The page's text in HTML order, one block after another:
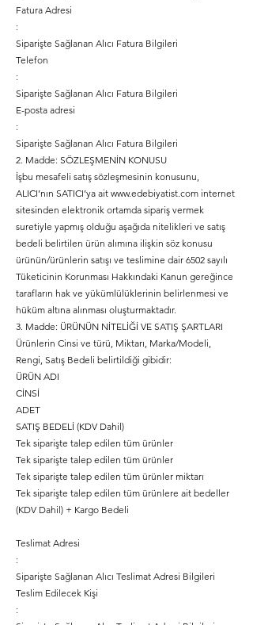
Fatura Adresi
:
Siparişte Sağlanan Alıcı Fatura Bilgileri
Telefon
:
Siparişte Sağlanan Alıcı Fatura Bilgileri
E-posta adresi
:
Siparişte Sağlanan Alıcı Fatura Bilgileri
2. Madde: SÖZLEŞMENİN KONUSU
İşbu mesafeli satış sözleşmesinin konusunu,
ALICI’nın SATICI’ya ait www.edebiyatist.com internet
sitesinden elektronik ortamda sipariş vermek
suretiyle yapmış olduğu aşağıda nitelikleri ve satış
bedeli belirtilen ürün alımına ilişkin söz konusu
ürünün/ürünlerin satışı ve teslimine dair 6502 sayılı
Tüketicinin Korunması Hakkındaki Kanun gereğince
tarafların hak ve yükümlülüklerinin belirlenmesi ve
hüküm altına alınması oluşturmaktadır.
3. Madde: ÜRÜNÜN NİTELİĞİ VE SATIŞ ŞARTLARI
Ürünlerin Cinsi ve türü, Miktarı, Marka/Modeli,
Rengi, Satış Bedeli belirtildiği gibidir:
ÜRÜN ADI
CİNSİ
ADET
SATIŞ BEDELİ (KDV Dahil)
Tek siparişte talep edilen tüm ürünler
Tek siparişte talep edilen tüm ürünler
Tek siparişte talep edilen tüm ürünler miktarı
Tek siparişte talep edilen tüm ürünlere ait bedeller
(KDV Dahil) + Kargo Bedeli
Teslimat Adresi
:
Siparişte Sağlanan Alıcı Teslimat Adresi Bilgileri
Teslim Edilecek Kişi
: